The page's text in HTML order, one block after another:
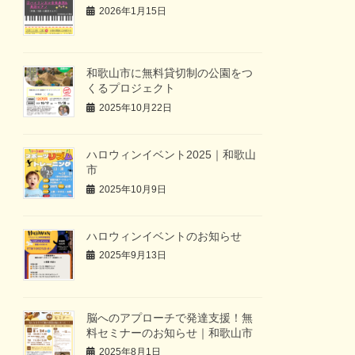
2026年1月15日
和歌山市に無料貸切制の公園をつ
くるプロジェクト
2025年10月22日
ハロウィンイベント2025｜和歌山
市
2025年10月9日
ハロウィンイベントのお知らせ
2025年9月13日
脳へのアプローチで発達支援！無
料セミナーのお知らせ｜和歌山市
2025年8月1日